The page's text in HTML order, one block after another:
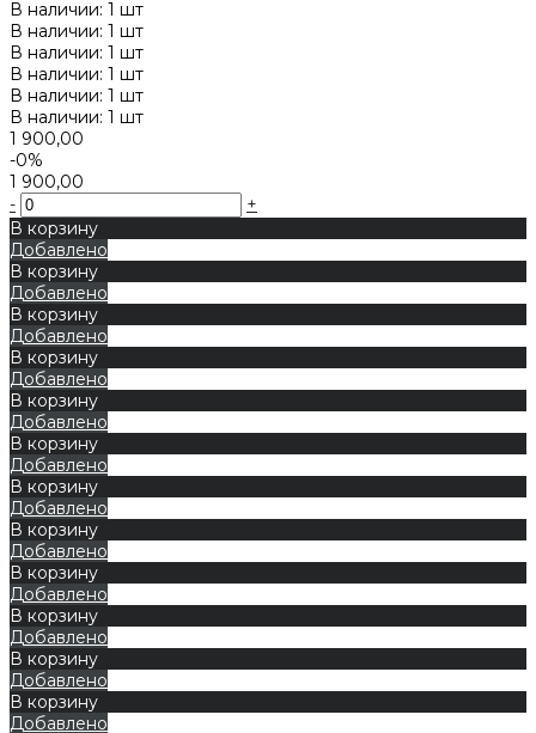
В наличии: 1 шт
В наличии: 1 шт
В наличии: 1 шт
В наличии: 1 шт
В наличии: 1 шт
В наличии: 1 шт
1 900,00
-0%
1 900,00
-
+
В корзину
Добавлено
В корзину
Добавлено
В корзину
Добавлено
В корзину
Добавлено
В корзину
Добавлено
В корзину
Добавлено
В корзину
Добавлено
В корзину
Добавлено
В корзину
Добавлено
В корзину
Добавлено
В корзину
Добавлено
В корзину
Добавлено